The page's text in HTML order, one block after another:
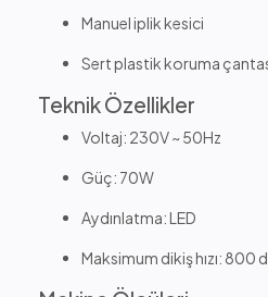
Manuel iplik kesici
Sert plastik koruma
Teknik Özellikler
Voltaj: 230V ~ 50Hz
Güç: 70W
Aydınlatma: LED
Maksimum dikiş hızı: 800